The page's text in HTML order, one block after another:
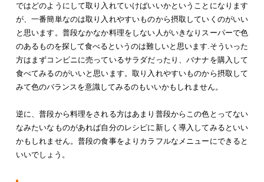
ではどのようにして取り入れていけばいいかということになります
が、一番簡単なのは取り入れやすいものから摂取していくのがいい
と思います。普段なかなか料理をしない人がいきなりスーパーで色
のあるものを探して食べるというのは難しいと思います.そういった
方はまずコンビニに売っているサラダだったり、バナナを購入して
食べてみるのがいいと思います。取り入れやすいものから摂取して
みて色のバランスを意識してみるのもいいかもしれません。
逆に、普段から料理をされる方はあまり普段からこの色とってない
なみたいなものがあれば自分のレシピに新しく導入してみるといい
かもしれません。普段の食事をよりカラフルなメニューにできると
いいでしょう。